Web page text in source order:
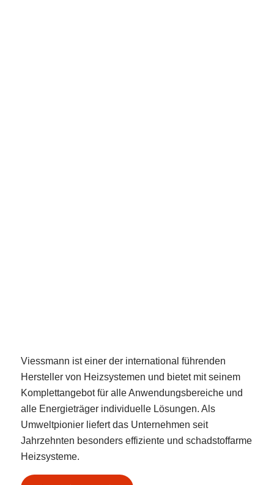
Viessmann ist einer der international führenden
Hersteller von Heizsystemen und bietet mit seinem
Komplettangebot für alle Anwendungsbereiche und
alle Energieträger individuelle Lösungen. Als
Umweltpionier liefert das Unternehmen seit
Jahrzehnten besonders effiziente und schadstoffarme
Heizsysteme.